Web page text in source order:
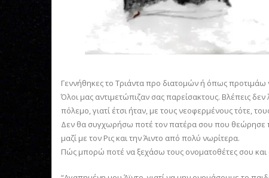
Γεννήθηκες το Τριάντα προ διατομών ή όπως προτιμάω
Όλοι μας αντιμετώπιζαν σας παρείσακτους. Βλέπεις
πόλεμο, γιατί έτσι ήταν, με τους νεοφερμένους τότε,
Δεν θα συγχωρήσω ποτέ τον πατέρα σου που θεώρησε
μαζί με τον Ρις και την Άιντο από πολύ νωρίτερα.
Πώς μπορώ ποτέ να ξεχάσω τους ονοματοθέτες σου και